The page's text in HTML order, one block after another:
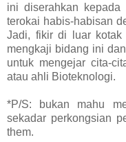
ini diserahkan
terokai habis-habisan
Jadi, fikir di luar kotak
mengkaji bidang ini
untuk mengejar cita-
atau ahli Bioteknologi.
*P/S: bukan mahu
sekadar perkongsian
them.